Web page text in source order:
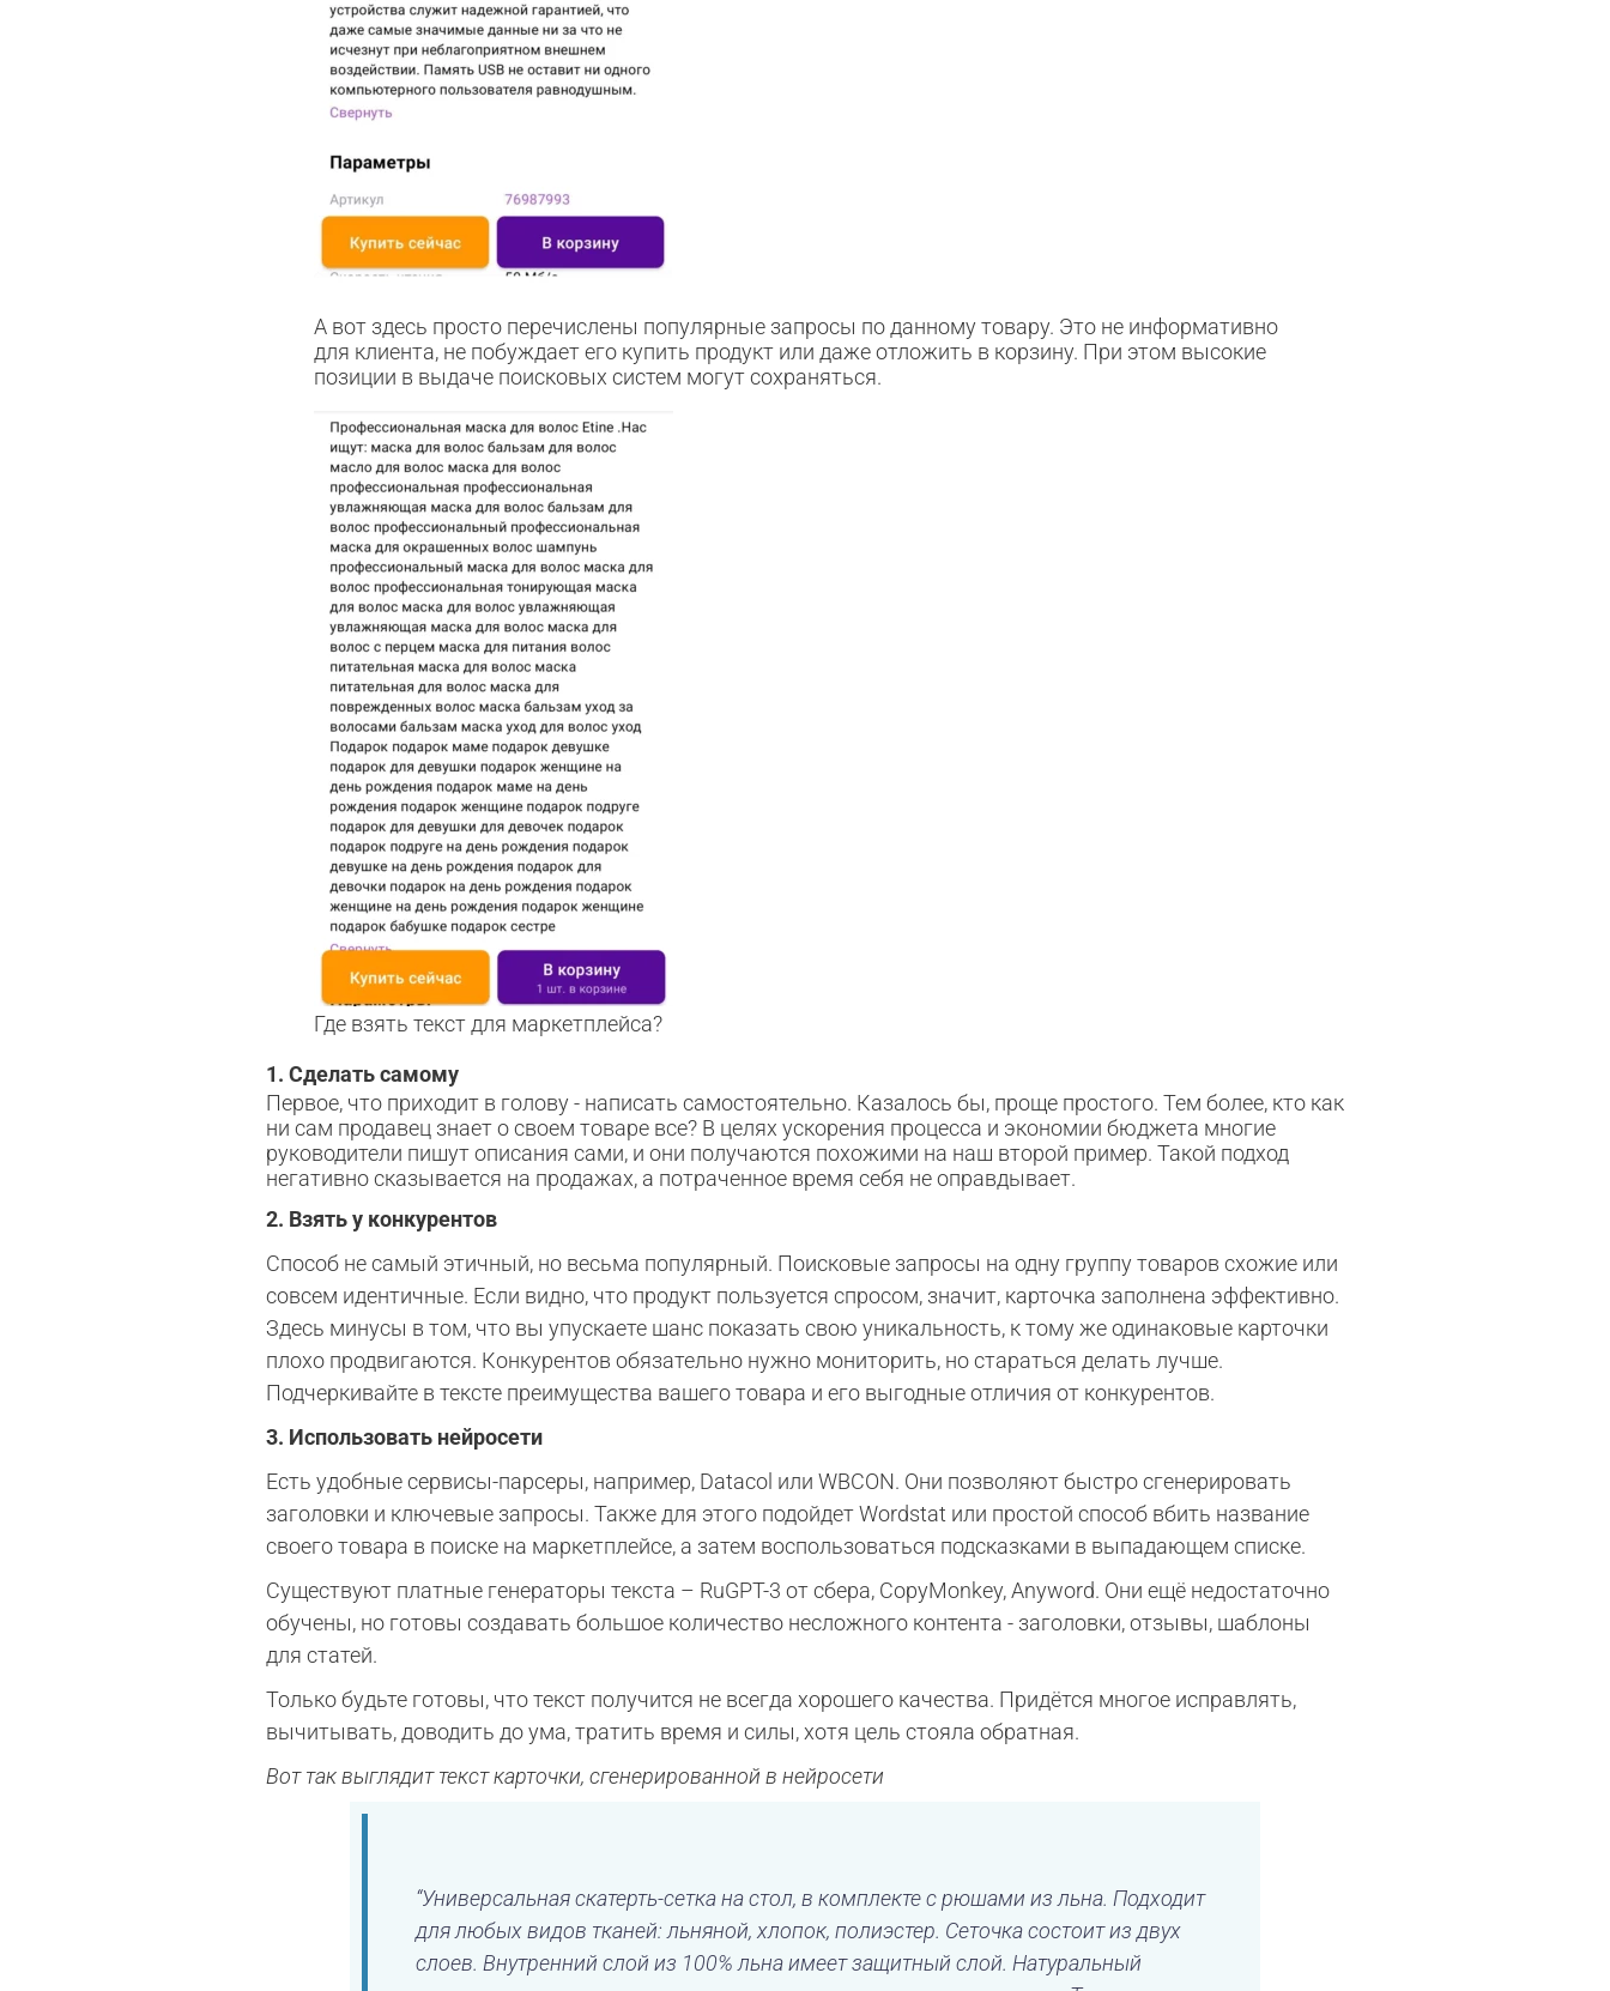
А вот здесь просто перечислены популярные запросы по данному товару. Это не информативно
для клиента, не побуждает его купить продукт или даже отложить в корзину. При этом высокие
позиции в выдаче поисковых систем могут сохраняться.
Где взять текст для маркетплейса?
1. Сделать самому
Первое, что приходит в голову - написать самостоятельно. Казалось бы, проще простого. Тем более, кто как
ни сам продавец знает о своем товаре все? В целях ускорения процесса и экономии бюджета многие
руководители пишут описания сами, и они получаются похожими на наш второй пример. Такой подход
негативно сказывается на продажах, а потраченное время себя не оправдывает.
2. Взять у конкурентов
Способ не самый этичный, но весьма популярный. Поисковые запросы на одну группу товаров схожие или
совсем идентичные. Если видно, что продукт пользуется спросом, значит, карточка заполнена эффективно.
Здесь минусы в том, что вы упускаете шанс показать свою уникальность, к тому же одинаковые карточки
плохо продвигаются. Конкурентов обязательно нужно мониторить, но стараться делать лучше.
Подчеркивайте в тексте преимущества вашего товара и его выгодные отличия от конкурентов.
3. Использовать нейросети
Есть удобные сервисы-парсеры, например, Datacol или WBCON. Они позволяют быстро сгенерировать
заголовки и ключевые запросы. Также для этого подойдет Wordstat или простой способ вбить название
своего товара в поиске на маркетплейсе, а затем воспользоваться подсказками в выпадающем списке.
Существуют платные генераторы текста – RuGPT-3 от сбера, CopyMonkey, Anyword. Они ещё недостаточно
обучены, но готовы создавать большое количество несложного контента - заголовки, отзывы, шаблоны
для статей.
Только будьте готовы, что текст получится не всегда хорошего качества. Придётся многое исправлять,
вычитывать, доводить до ума, тратить время и силы, хотя цель стояла обратная.
Вот так выглядит текст карточки, сгенерированной в нейросети
“Универсальная скатерть-сетка на стол, в комплекте с рюшами из льна. Подходит
для любых видов тканей: льняной, хлопок, полиэстер. Сеточка состоит из двух
слоев. Внутренний слой из 100% льна имеет защитный слой. Натуральный